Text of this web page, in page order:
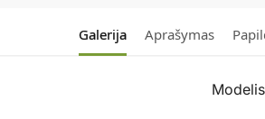
Galerija Aprašymas